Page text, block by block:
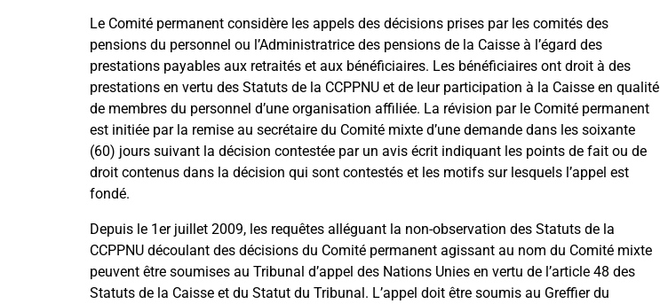
Le Comité permanent considère les appels des décisions prises par les comités des
pensions du personnel ou l’Administratrice des pensions de la Caisse à l’égard des
prestations payables aux retraités et aux bénéficiaires. Les bénéficiaires ont droit à des
prestations en vertu des Statuts de la CCPPNU et de leur participation à la Caisse en qualité
de membres du personnel d’une organisation affiliée. La révision par le Comité permanent
est initiée par la remise au secrétaire du Comité mixte d’une demande dans les soixante
(60) jours suivant la décision contestée par un avis écrit indiquant les points de fait ou de
droit contenus dans la décision qui sont contestés et les motifs sur lesquels l’appel est
fondé.
Depuis le 1er juillet 2009, les requêtes alléguant la non-observation des Statuts de la
CCPPNU découlant des décisions du Comité permanent agissant au nom du Comité mixte
peuvent être soumises au Tribunal d’appel des Nations Unies en vertu de l’article 48 des
Statuts de la Caisse et du Statut du Tribunal. L’appel doit être soumis au Greffier du